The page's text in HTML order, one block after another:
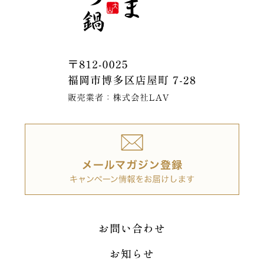
お問い合わせ
お知らせ